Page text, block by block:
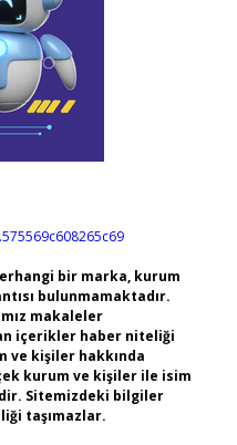
bir marka, kurum
bulunmamaktadır.
makaleler
içerikler haber niteliği
ve kişiler hakkında
kurum ve kişiler ile isim
Sitemizdeki bilgiler
taşımazlar.